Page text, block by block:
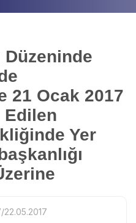
Düzeninde
21 Ocak 2017
Edilen
Yer
22.05.2017